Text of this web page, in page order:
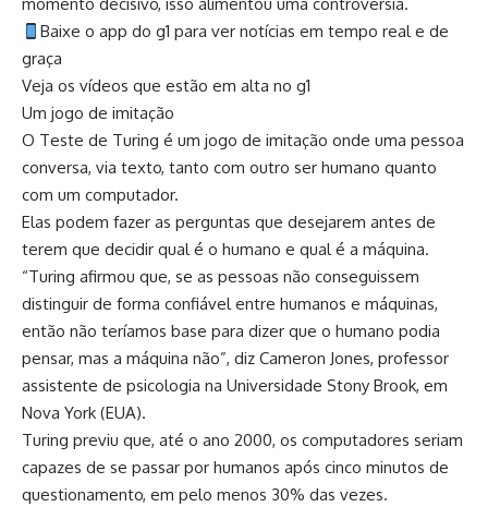
momento decisivo, isso alimentou uma controvérsia.
Baixe o app do g1 para ver notícias em tempo real e de
graça
Veja os vídeos que estão em alta no g1
Um jogo de imitação
O Teste de Turing é um jogo de imitação onde uma pessoa
conversa, via texto, tanto com outro ser humano quanto
com um computador.
Elas podem fazer as perguntas que desejarem antes de
terem que decidir qual é o humano e qual é a máquina.
“Turing afirmou que, se as pessoas não conseguissem
distinguir de forma confiável entre humanos e máquinas,
então não teríamos base para dizer que o humano podia
pensar, mas a máquina não”, diz Cameron Jones, professor
assistente de psicologia na Universidade Stony Brook, em
Nova York (EUA).
Turing previu que, até o ano 2000, os computadores seriam
capazes de se passar por humanos após cinco minutos de
questionamento, em pelo menos 30% das vezes.